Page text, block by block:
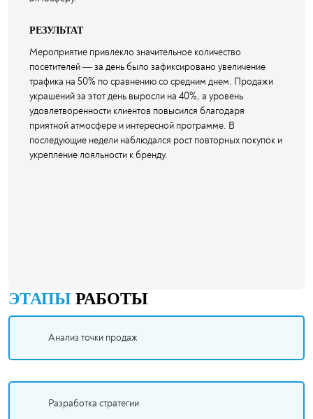
РЕЗУЛЬТАТ
Мероприятие привлекло значительное количество
посетителей — за день было зафиксировано увеличение
трафика на 50% по сравнению со средним днем. Продажи
украшений за этот день выросли на 40%, а уровень
удовлетворенности клиентов повысился благодаря
приятной атмосфере и интересной программе. В
последующие недели наблюдался рост повторных покупок и
укрепление лояльности к бренду.
ЭТАПЫ РАБОТЫ
Анализ точки продаж
Разработка стратегии